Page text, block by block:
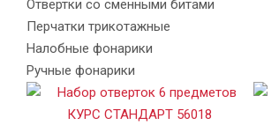
Отвертки со сменными битами
Перчатки трикотажные
Налобные фонарики
Ручные фонарики